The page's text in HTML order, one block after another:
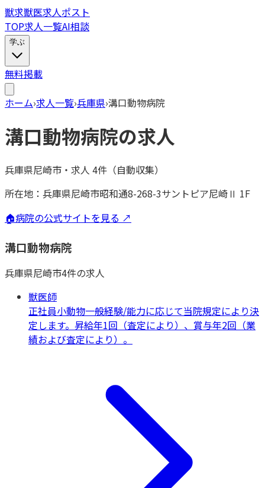
獣求獣医求人ポスト
TOP求人一覧AI相談
学ぶ
無料掲載
ホーム›求人一覧›兵庫県›溝口動物病院
溝口動物病院の求人
兵庫県尼崎市 ・ 求人 4件（自動収集）
所在地： 兵庫県尼崎市昭和通8-268-3サントピア尼崎Ⅱ 1F
🏠病院の公式サイトを見る ↗
溝口動物病院
兵庫県尼崎市4件の求人
獣医師
正社員小動物一般経験/能力に応じて当院規定により決
定します。昇給年1回（査定により）、賞与年2回（業
績および査定により）。